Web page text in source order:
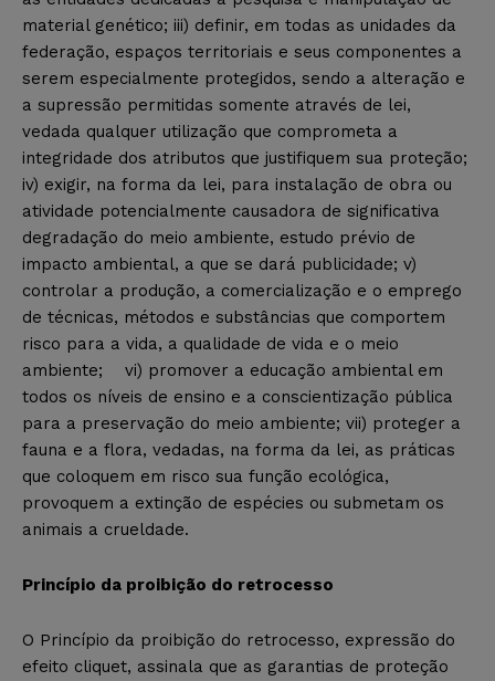
material genético; iii) definir, em todas as unidades da
federação, espaços territoriais e seus componentes a
serem especialmente protegidos, sendo a alteração e
a supressão permitidas somente através de lei,
vedada qualquer utilização que comprometa a
integridade dos atributos que justifiquem sua proteção;
iv) exigir, na forma da lei, para instalação de obra ou
atividade potencialmente causadora de significativa
degradação do meio ambiente, estudo prévio de
impacto ambiental, a que se dará publicidade; v)
controlar a produção, a comercialização e o emprego
de técnicas, métodos e substâncias que comportem
risco para a vida, a qualidade de vida e o meio
ambiente; vi) promover a educação ambiental em
todos os níveis de ensino e a conscientização pública
para a preservação do meio ambiente; vii) proteger a
fauna e a flora, vedadas, na forma da lei, as práticas
que coloquem em risco sua função ecológica,
provoquem a extinção de espécies ou submetam os
animais a crueldade.
Princípio da proibição do retrocesso
O Princípio da proibição do retrocesso, expressão do
efeito cliquet, assinala que as garantias de proteção